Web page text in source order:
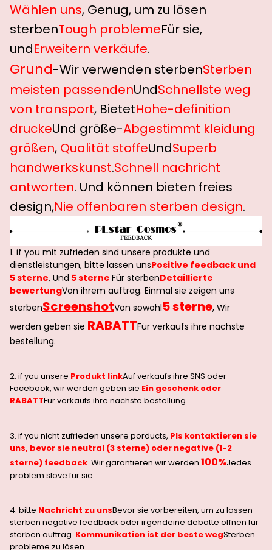
Wählen uns, Genug, um zu lösen
sterbenTough problemeFür sie,
undErweitern verkäufe.
Grund-Wir verwenden sterbenSterben
meisten passendenUndSchnellste weg
von transport, BietetHohe-definition
druckeUnd größe-Abgestimmt kleidung
größen, Qualität stoffeUndSuperb
handwerkskunst.Schnell nachricht
antworten. Und können bieten freies
design,Nie offenbaren sterben design.
1. if you mit zufrieden sind unsere produkte und
dienstleistungen, bitte lassen unsPositive feedback und
5 sterne, Und 5 sterne Für sterbenDetaillierte
bewertungVon ihrem auftrag. Einmal sie zeigen uns
sterbenScreenshotVon sowohl5 sterne, Wir
werden geben sie RABATTFür verkaufs ihre nächste
bestellung.
2. if you unsere Produkt linkAuf verkaufs ihre SNS oder
Facebook, wir werden geben sie Ein geschenk oder
RABATTFür verkaufs ihre nächste bestellung.
3. if you nicht zufrieden unsere porducts, Pls kontaktieren sie
uns, bevor sie neutral (3 sterne) oder negative (1-2
sterne) feedback. Wir garantieren wir werden 100%Jedes
problem slove für sie.
4. bitte Nachricht zu unsBevor sie vorbereiten, um zu lassen
sterben negative feedback oder irgendeine debatte öffnen für
sterben auftrag. Kommunikation ist der beste wegSterben
probleme zu lösen.